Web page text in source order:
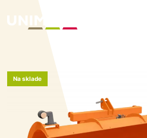
Na sklade